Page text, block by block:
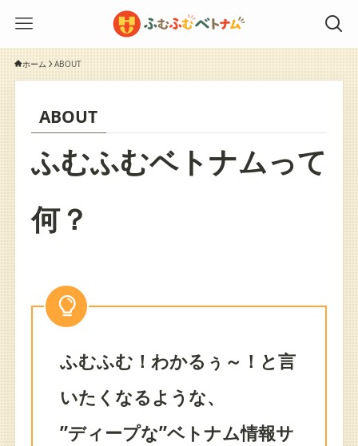
ホーム ABOUT
ABOUT
ふむふむベトナムって
何？
ふむふむ！わかるぅ～！と言
いたくなるような、
”ディープな”ベトナム情報サ